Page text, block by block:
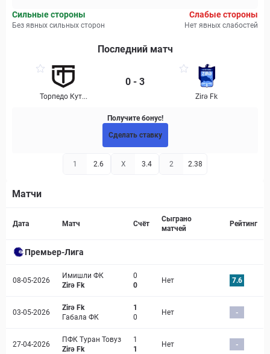
Сильные стороны
Без явных сильных сторон
Слабые стороны
Нет явных слабостей
Последний матч
Торпедо Кут...
0 - 3
Zirə Fk
Получите бонус!
Сделать ставку
1 2.6 X 3.4 2 2.38
Матчи
Страница матча
Дата Матч Счёт
Сыграно
матчей
Рейтинг
Премьер-Лига
08-05-2026
Имишли ФК
Zirə Fk
0
0
Нет 7.6
03-05-2026
Zirə Fk
Габала ФК
1
0
Нет -
27-04-2026
ПФК Туран Товуз
Zirə Fk
1
1
Нет -